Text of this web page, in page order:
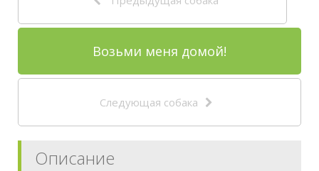
Возьми меня домой!
Следующая собака
Описание